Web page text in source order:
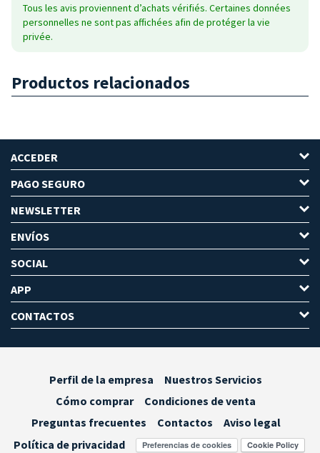
Tous les avis proviennent d’achats vérifiés. Certaines données
personnelles ne sont pas affichées afin de protéger la vie
privée.
Productos relacionados
ACCEDER
PAGO SEGURO
NEWSLETTER
ENVÍOS
SOCIAL
APP
CONTACTOS
Perfil de la empresa
Nuestros Servicios
Cómo comprar
Condiciones de venta
Preguntas frecuentes
Contactos
Aviso legal
Política de privacidad
Preferencias de cookies